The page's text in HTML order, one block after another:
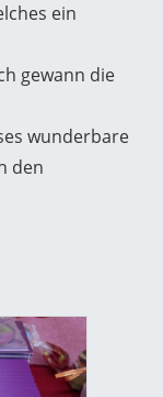
ein
gewann die
wunderbare
den